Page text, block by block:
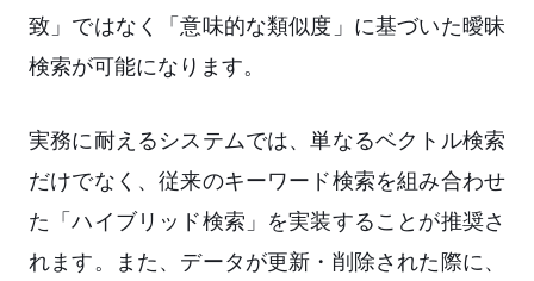
致」ではなく「意味的な類似度」に基づいた曖昧
検索が可能になります。
実務に耐えるシステムでは、単なるベクトル検索
だけでなく、従来のキーワード検索を組み合わせ
た「ハイブリッド検索」を実装することが推奨さ
れます。また、データが更新・削除された際に、